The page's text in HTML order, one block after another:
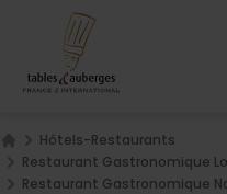
Home
Hôtels-Restaurants
Restaurant Gastronomique
Restaurant Gastronomique